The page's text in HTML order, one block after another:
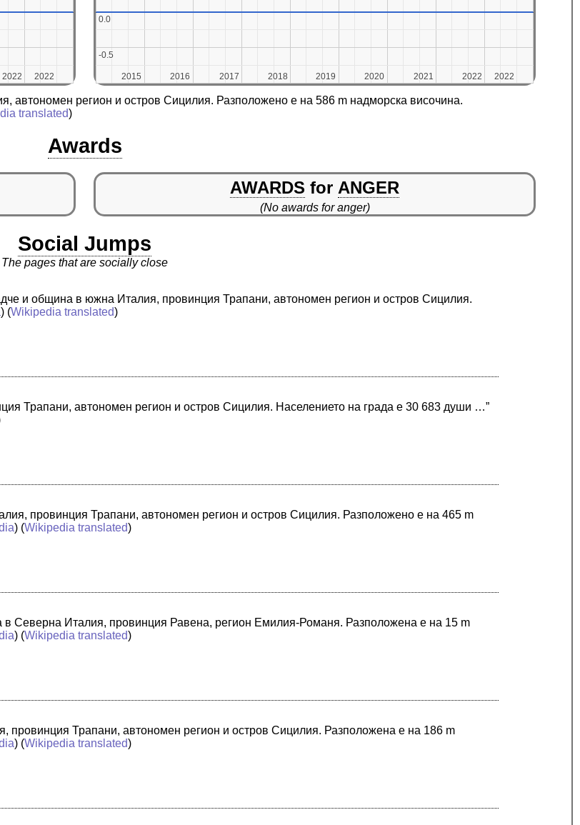
2022
2022 2022
2022 2015
2015 2016
2016 2017
2017 2018
2018 2019
2019 2020
2020 2021
2021 2022
2022 2022
2022
-0.5
-0.5
0.0
0.0
автономен регион и остров Сицилия. Разположено е на 586 m надморска височина.
translated)
Awards
AWARDS for ANGER
(No awards for anger)
Social Jumps
The pages that are socially close
и община в южна Италия, провинция Трапани, автономен регион и остров Сицилия.
) (Wikipedia translated)
Трапани, автономен регион и остров Сицилия. Населението на града е 30 683 души …”
провинция Трапани, автономен регион и остров Сицилия. Разположено е на 465 m
) (Wikipedia translated)
Северна Италия, провинция Равена, регион Емилия-Романя. Разположена е на 15 m
) (Wikipedia translated)
провинция Трапани, автономен регион и остров Сицилия. Разположена е на 186 m
) (Wikipedia translated)